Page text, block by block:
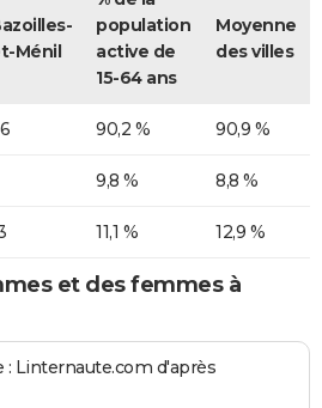
Ménil
population
active de
15-64 ans
Moyenne
des villes
90,2 % 90,9 %
9,8 % 8,8 %
11,1 % 12,9 %
et des femmes à
: Linternaute.com d'après